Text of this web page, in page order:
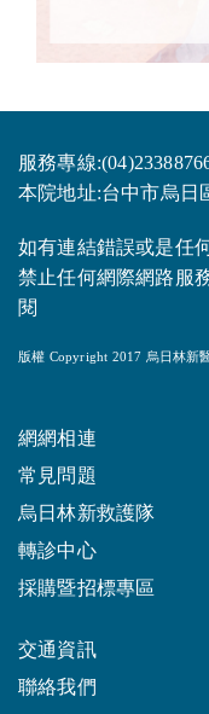
服務專線
本院地址:台中市烏日
如有連結錯誤或是任
禁止任何網際網路服
閱
版權 Copyright 2017 烏日林新
網網相連
常見問題
烏日林新救護隊
轉診中心
採購暨招標專區
交通資訊
聯絡我們